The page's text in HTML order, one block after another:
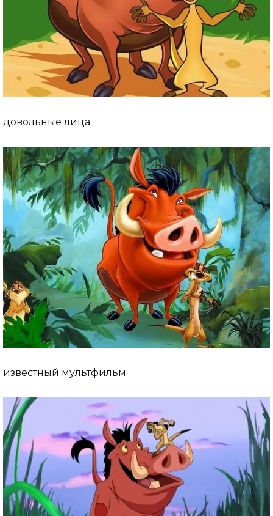
довольные лица
известный мультфильм